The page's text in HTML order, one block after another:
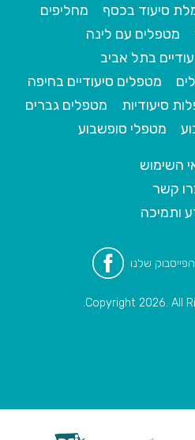
סיעוד בכסף
מחליפים
מטפלים עם לינה
בתל אביב
מטפלים סיעודיים בחיפה
סיעודיות
מטפלים גברים
מטפלי סופשבוע
השימוש
קשר
ותמיכה
שלנו
Copyright 2026. All